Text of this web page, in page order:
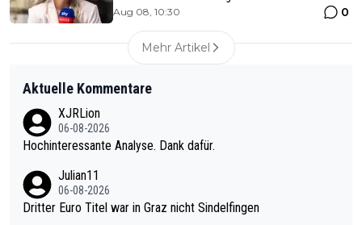
Aug 08, 10:30 0
Mehr Artikel
Aktuelle Kommentare
XJRLion
06-08-2026
Hochinteressante Analyse. Dank dafür.
Julian11
06-08-2026
Dritter Euro Titel war in Graz nicht Sindelfingen